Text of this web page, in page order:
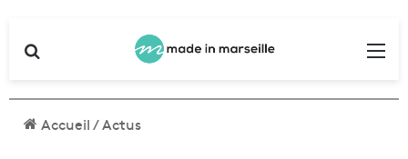
Accueil/Actus